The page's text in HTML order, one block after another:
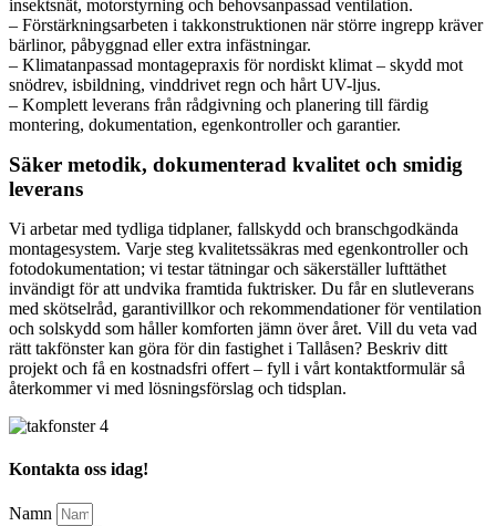
insektsnät, motorstyrning och behovsanpassad ventilation.
– Förstärkningsarbeten i takkonstruktionen när större ingrepp kräver
bärlinor, påbyggnad eller extra infästningar.
– Klimatanpassad montagepraxis för nordiskt klimat – skydd mot
snödrev, isbildning, vinddrivet regn och hårt UV-ljus.
– Komplett leverans från rådgivning och planering till färdig
montering, dokumentation, egenkontroller och garantier.
Säker metodik, dokumenterad kvalitet och smidig
leverans
Vi arbetar med tydliga tidplaner, fallskydd och branschgodkända
montagesystem. Varje steg kvalitetssäkras med egenkontroller och
fotodokumentation; vi testar tätningar och säkerställer lufttäthet
invändigt för att undvika framtida fuktrisker. Du får en slutleverans
med skötselråd, garantivillkor och rekommendationer för ventilation
och solskydd som håller komforten jämn över året. Vill du veta vad
rätt takfönster kan göra för din fastighet i Tallåsen? Beskriv ditt
projekt och få en kostnadsfri offert – fyll i vårt kontaktformulär så
återkommer vi med lösningsförslag och tidsplan.
Kontakta oss idag!
Namn